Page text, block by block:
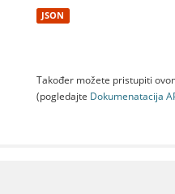
JSON
Također možete pristupiti
(pogledajte Dokumenаtаcijа